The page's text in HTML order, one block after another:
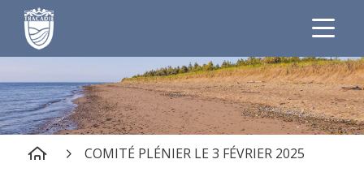
COMITÉ PLÉNIER LE 3 FÉVRIER 2025